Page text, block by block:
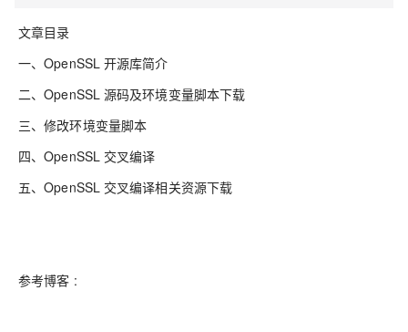
文章目录
一、OpenSSL 开源库简介
二、OpenSSL 源码及环境变量脚本下载
三、修改环境变量脚本
四、OpenSSL 交叉编译
五、OpenSSL 交叉编译相关资源下载
参考博客 :